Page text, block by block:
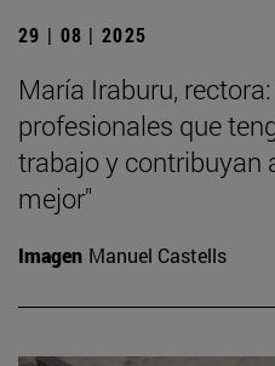
29 | 08 | 2025
María Iraburu,
profesionales que
trabajo y contribuyan
mejor"
Imagen Manuel Castells